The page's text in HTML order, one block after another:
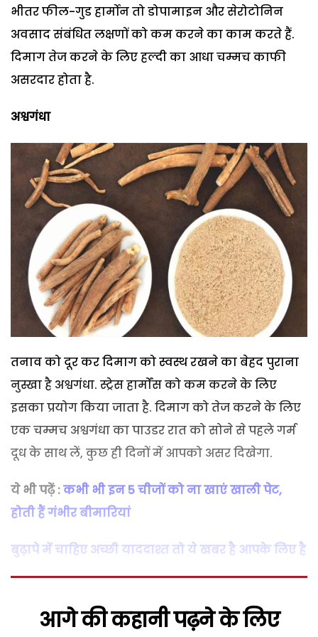
भीतर फील-गुड हार्मोन तो डोपामाइन और सेरोटोनिन
अवसाद संबंधित लक्षणों को कम करने का काम करते हैं.
दिमाग तेज करने के लिए हल्दी का आधा चम्मच काफी
असरदार होता है.
अश्वगंधा
तनाव को दूर कर दिमाग को स्वस्थ रखने का बेहद पुराना
नुस्खा है अश्वगंधा. स्ट्रेस हार्मोंस को कम करने के लिए
इसका प्रयोग किया जाता है. दिमाग को तेज करने के लिए
एक चम्मच अश्वगंधा का पाउडर रात को सोने से पहले गर्म
दूध के साथ लें, कुछ ही दिनों में आपको असर दिखेगा.
ये भी पढ़ें :कभी भी इन 5 चीजों को ना खाएं खाली पेट,
होती हैं गंभीर बीमारियां
बुढ़ापे में चाहिए अच्छी याददाश्त तो ये खबर है आपके लिए है
आगे की कहानी पढ़ने के लिए